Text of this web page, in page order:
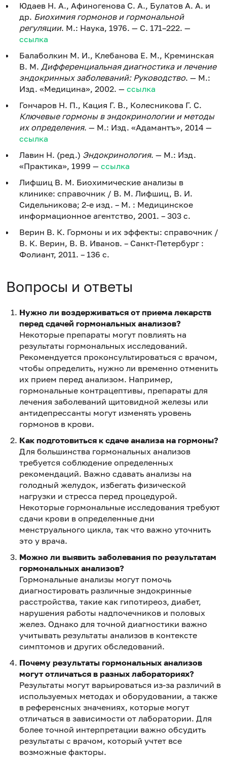
Юдаев Н. А., Афиногенова С. А., Булатов А. А. и
др. Биохимия гормонов и гормональной
регуляции. М.: Наука, 1976. — С. 171–222. —
ссылка
Балаболкин М. И., Клебанова Е. М., Креминская
В. М. Дифференциальная диагностика и лечение
эндокринных заболеваний: Руководство. — М.:
Изд. «Медицина», 2002. — ссылка
Гончаров Н. П., Кация Г. В., Колесникова Г. С.
Ключевые гормоны в эндокринологии и методы
их определения. — М.: Изд. «Адамантъ», 2014 —
ссылка
Лавин Н. (ред.) Эндокринология. — М.: Изд.
«Практика», 1999 — ссылка
Лифшиц В. М. Биохимические анализы в
клинике: справочник / В. М. Лифшиц, В. И.
Сидельникова; 2-е изд. – М. : Медицинское
информационное агентство, 2001. – 303 с.
Верин В. К. Гормоны и их эффекты: справочник /
В. К. Верин, В. В. Иванов. – Санкт-Петербург :
Фолиант, 2011. – 136 c.
Вопросы и ответы
Нужно ли воздерживаться от приема лекарств
перед сдачей гормональных анализов?
Некоторые препараты могут повлиять на
результаты гормональных исследований.
Рекомендуется проконсультироваться с врачом,
чтобы определить, нужно ли временно отменить
их прием перед анализом. Например,
гормональные контрацептивы, препараты для
лечения заболеваний щитовидной железы или
антидепрессанты могут изменять уровень
гормонов в крови.
Как подготовиться к сдаче анализа на гормоны?
Для большинства гормональных анализов
требуется соблюдение определенных
рекомендаций. Важно сдавать анализы на
голодный желудок, избегать физической
нагрузки и стресса перед процедурой.
Некоторые гормональные исследования требуют
сдачи крови в определенные дни
менструального цикла, так что важно уточнить
это у врача.
Можно ли выявить заболевания по результатам
гормональных анализов?
Гормональные анализы могут помочь
диагностировать различные эндокринные
расстройства, такие как гипотиреоз, диабет,
нарушения работы надпочечников и половых
желез. Однако для точной диагностики важно
учитывать результаты анализов в контексте
симптомов и других обследований.
Почему результаты гормональных анализов
могут отличаться в разных лабораториях?
Результаты могут варьироваться из-за различий в
используемых методах и оборудовании, а также
в референсных значениях, которые могут
отличаться в зависимости от лаборатории. Для
более точной интерпретации важно обсудить
результаты с врачом, который учтет все
возможные факторы.